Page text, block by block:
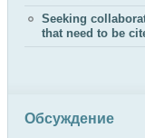
Seeking
that need to be
Обсуждение